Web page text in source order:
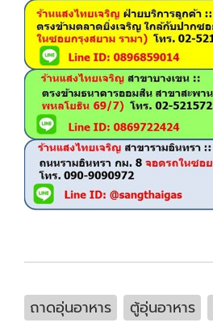
ถาดอุ่นอาหาร ตู้อุ่นอาหาร